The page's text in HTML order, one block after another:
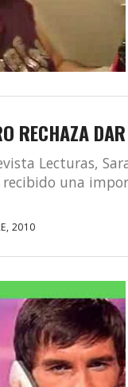
RECHAZA
Lecturas,
una
2010